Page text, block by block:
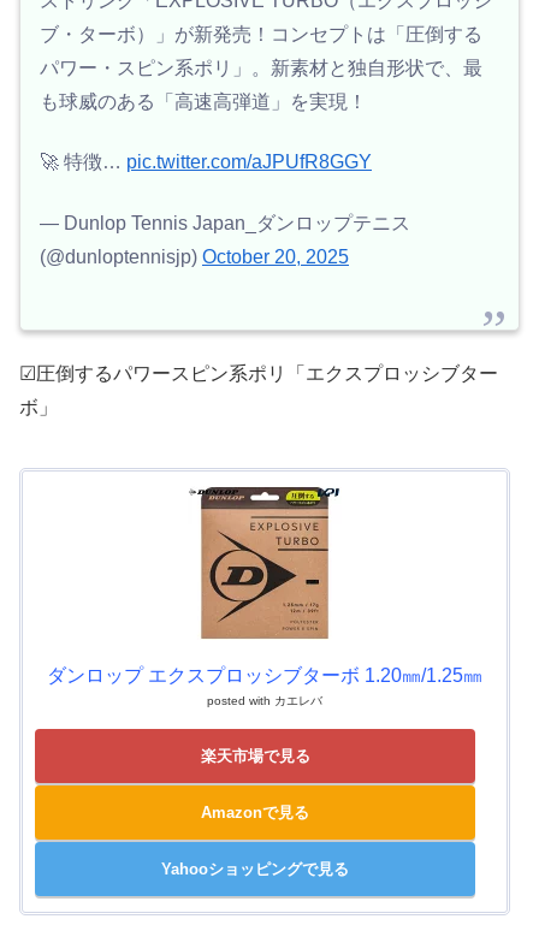
ブ・ターボ）」が新発売！コンセプトは「圧倒する
パワー・スピン系ポリ」。新素材と独自形状で、最
も球威のある「高速高弾道」を実現！
🚀 特徴… pic.twitter.com/aJPUfR8GGY
— Dunlop Tennis Japan_ダンロップテニス
(@dunloptennisjp) October 20, 2025
☑圧倒するパワースピン系ポリ「エクスプロッシブター
ボ」
ダンロップ エクスプロッシブターボ 1.20㎜/1.25㎜
posted with カエレバ
楽天市場で見る
Amazonで見る
Yahooショッピングで見る